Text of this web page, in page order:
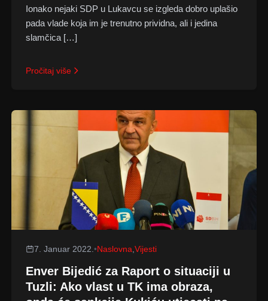
Ionako nejaki SDP u Lukavcu se izgleda dobro uplašio
pada vlade koja im je trenutno prividna, ali i jedina
slamčica […]
Pročitaj više
7. Januar 2022. •Naslovna Vijesti
Enver Bijedić za Raport o situaciji u
Tuzli: Ako vlast u TK ima obraza,